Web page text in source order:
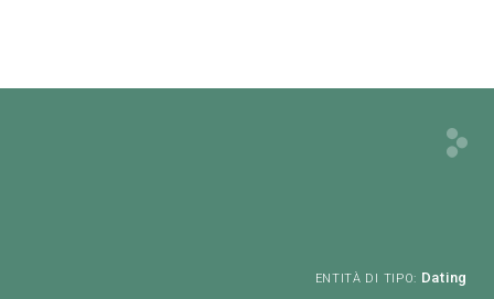
ENTITÀ DI TIPO: Dating